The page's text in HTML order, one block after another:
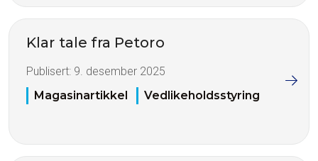
Klar tale fra Petoro
Publisert: 9. desember 2025
Magasinartikkel
Vedlikeholdsstyring